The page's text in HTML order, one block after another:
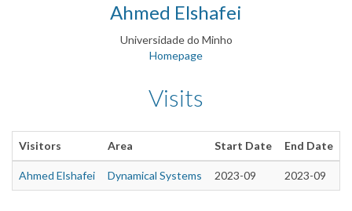
Ahmed Elshafei
Universidade do Minho
Homepage
Visits
Visitors Area Start Date End Date
Ahmed Elshafei Dynamical Systems 2023-09 2023-09